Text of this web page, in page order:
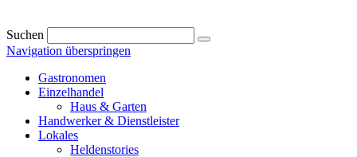
Suchen
Navigation überspringen
Gastronomen
Einzelhandel
Haus & Garten
Handwerker & Dienstleister
Lokales
Heldenstories